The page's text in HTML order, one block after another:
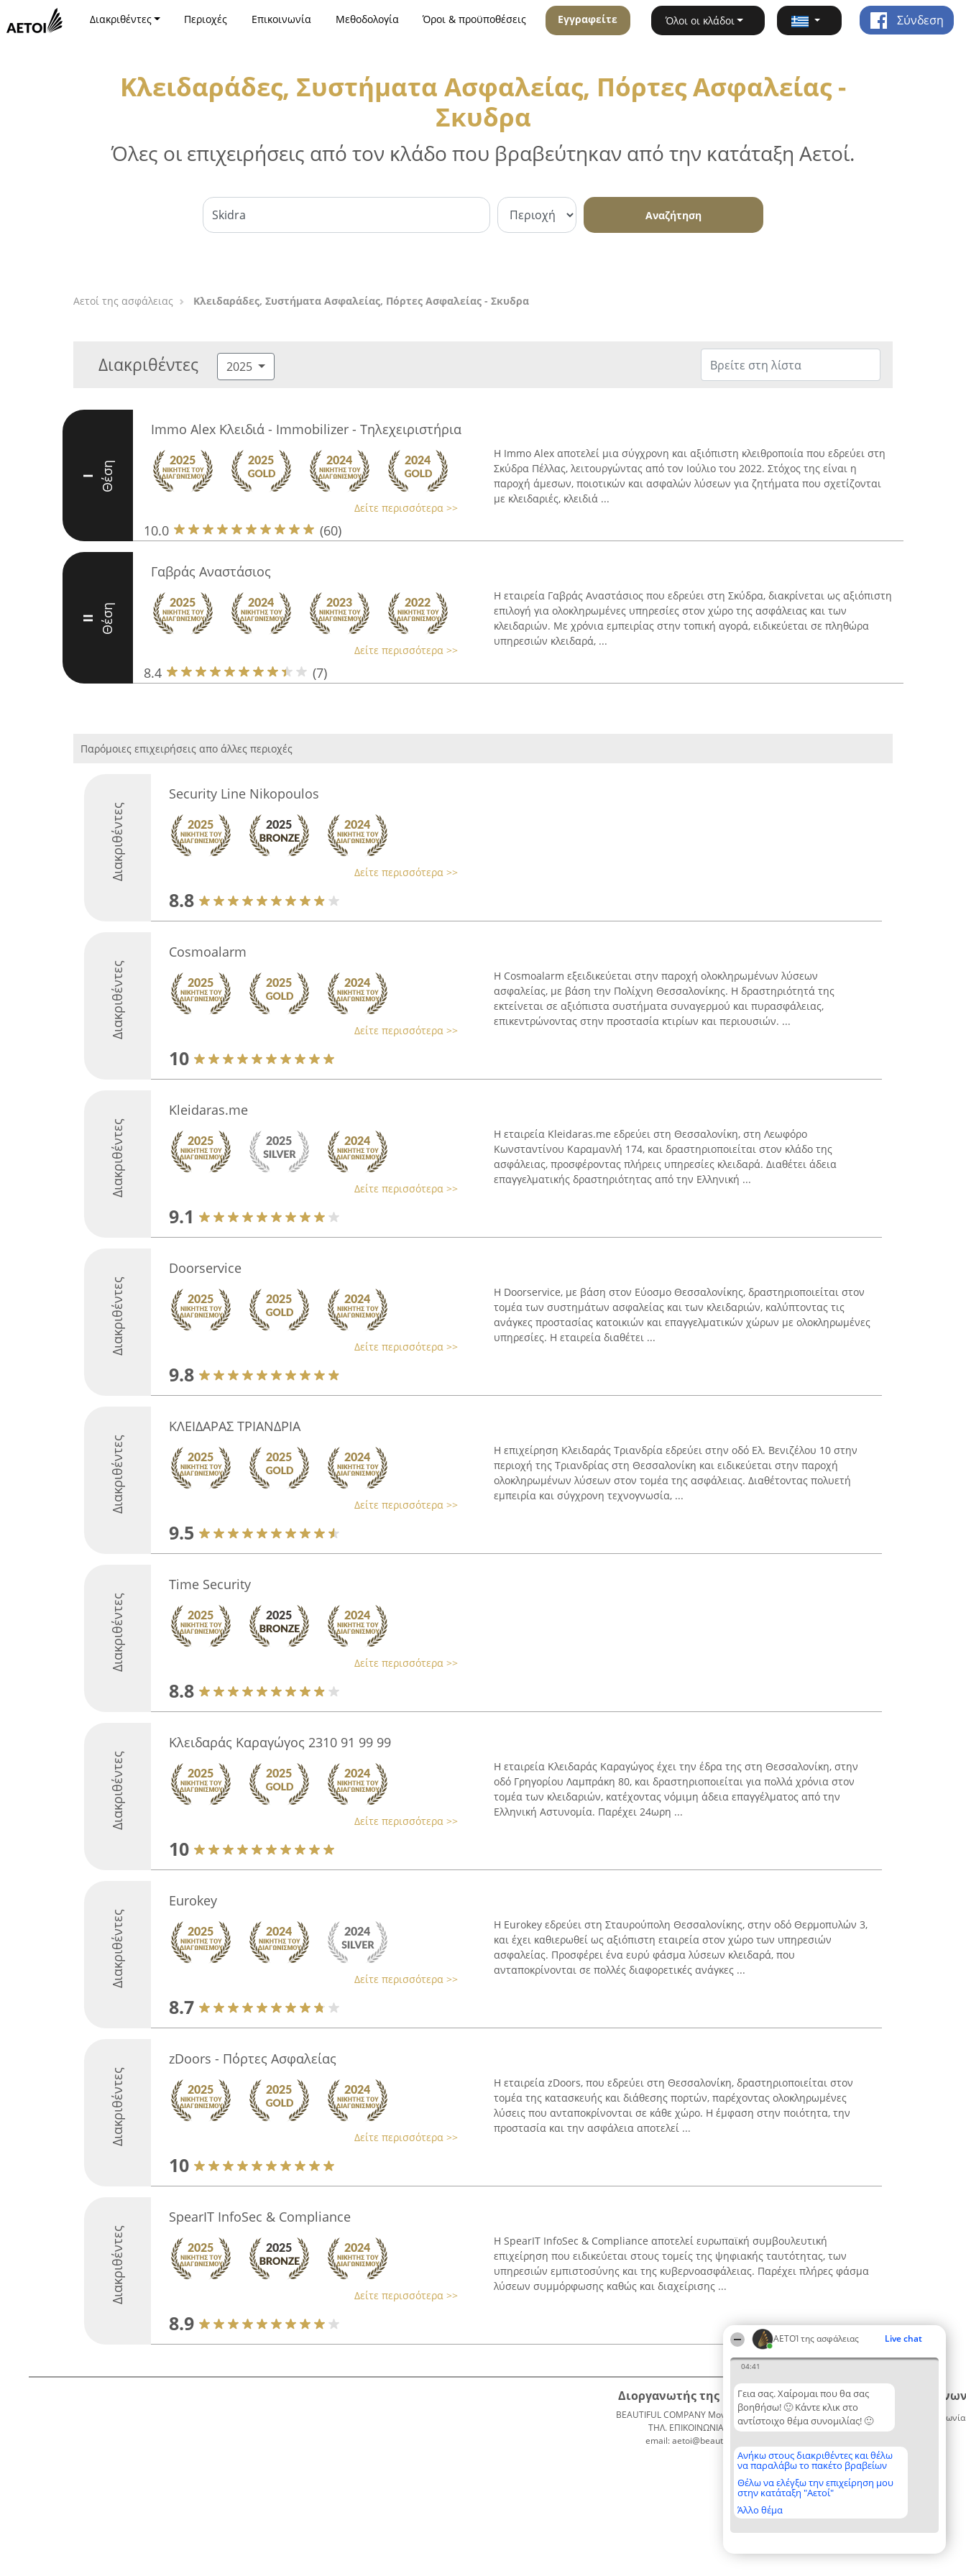
ΑΕΤΟΊ της ασφάλειας Live chat
04:41
Γεια σας. Χαίρομαι που θα σας
βοηθήσω! 🙂 Κάντε κλικ στο
αντίστοιχο θέμα συνομιλίας! 🙂
Ανήκω στους διακριθέντες και θέλω
να παραλάβω το πακέτο βραβείων
Θέλω να ελέγξω την επιχείρηση μου
στην κατάταξη "Αετοί"
Άλλο θέμα
Διακριθέντες Περιοχές Επικοινωνία Μεθοδολογία Όροι & προϋποθέσεις Εγγραφείτε Όλοι οι κλάδοι Σύνδεση
Κλειδαράδες, Συστήματα Ασφαλείας, Πόρτες Ασφαλείας -
Σκυδρα
Όλες οι επιχειρήσεις από τον κλάδο που βραβεύτηκαν από την κατάταξη Αετοί.
Αναζήτηση
Αετοί της ασφάλειας Κλειδαράδες, Συστήματα Ασφαλείας, Πόρτες Ασφαλείας - Σκυδρα
Διακριθέντες 2025
I Θέση
Immo Alex Κλειδιά - Immobilizer - Τηλεχειριστήρια
Δείτε περισσότερα >>
10.0 (60)
Η Immo Alex αποτελεί μια σύγχρονη και αξιόπιστη κλειθροποιία που εδρεύει στη
Σκύδρα Πέλλας, λειτουργώντας από τον Ιούλιο του 2022. Στόχος της είναι η
παροχή άμεσων, ποιοτικών και ασφαλών λύσεων για ζητήματα που σχετίζονται
με κλειδαριές, κλειδιά ...
II Θέση
Γαβράς Αναστάσιος
Δείτε περισσότερα >>
8.4 (7)
Η εταιρεία Γαβράς Αναστάσιος που εδρεύει στη Σκύδρα, διακρίνεται ως αξιόπιστη
επιλογή για ολοκληρωμένες υπηρεσίες στον χώρο της ασφάλειας και των
κλειδαριών. Με χρόνια εμπειρίας στην τοπική αγορά, ειδικεύεται σε πληθώρα
υπηρεσιών κλειδαρά, ...
Παρόμοιες επιχειρήσεις απο άλλες περιοχές
Διακριθέντες
Security Line Nikopoulos
Δείτε περισσότερα >>
8.8
Διακριθέντες
Cosmoalarm
Δείτε περισσότερα >>
10
Η Cosmoalarm εξειδικεύεται στην παροχή ολοκληρωμένων λύσεων
ασφαλείας, με βάση την Πολίχνη Θεσσαλονίκης. Η δραστηριότητά της
εκτείνεται σε αξιόπιστα συστήματα συναγερμού και πυρασφάλειας,
επικεντρώνοντας στην προστασία κτιρίων και περιουσιών. ...
Διακριθέντες
Kleidaras.me
Δείτε περισσότερα >>
9.1
Η εταιρεία Kleidaras.me εδρεύει στη Θεσσαλονίκη, στη Λεωφόρο
Κωνσταντίνου Καραμανλή 174, και δραστηριοποιείται στον κλάδο της
ασφάλειας, προσφέροντας πλήρεις υπηρεσίες κλειδαρά. Διαθέτει άδεια
επαγγελματικής δραστηριότητας από την Ελληνική ...
Διακριθέντες
Doorservice
Δείτε περισσότερα >>
9.8
Η Doorservice, με βάση στον Εύοσμο Θεσσαλονίκης, δραστηριοποιείται στον
τομέα των συστημάτων ασφαλείας και των κλειδαριών, καλύπτοντας τις
ανάγκες προστασίας κατοικιών και επαγγελματικών χώρων με ολοκληρωμένες
υπηρεσίες. Η εταιρεία διαθέτει ...
Διακριθέντες
ΚΛΕΙΔΑΡΑΣ ΤΡΙΑΝΔΡΙΑ
Δείτε περισσότερα >>
9.5
Η επιχείρηση Κλειδαράς Τριανδρία εδρεύει στην οδό Ελ. Βενιζέλου 10 στην
περιοχή της Τριανδρίας στη Θεσσαλονίκη και ειδικεύεται στην παροχή
ολοκληρωμένων λύσεων στον τομέα της ασφάλειας. Διαθέτοντας πολυετή
εμπειρία και σύγχρονη τεχνογνωσία, ...
Διακριθέντες
Time Security
Δείτε περισσότερα >>
8.8
Διακριθέντες
Κλειδαράς Καραγώγος 2310 91 99 99
Δείτε περισσότερα >>
10
Η εταιρεία Κλειδαράς Καραγώγος έχει την έδρα της στη Θεσσαλονίκη, στην
οδό Γρηγορίου Λαμπράκη 80, και δραστηριοποιείται για πολλά χρόνια στον
τομέα των κλειδαριών, κατέχοντας νόμιμη άδεια επαγγέλματος από την
Ελληνική Αστυνομία. Παρέχει 24ωρη ...
Διακριθέντες
Eurokey
Δείτε περισσότερα >>
8.7
Η Eurokey εδρεύει στη Σταυρούπολη Θεσσαλονίκης, στην οδό Θερμοπυλών 3,
και έχει καθιερωθεί ως αξιόπιστη εταιρεία στον χώρο των υπηρεσιών
ασφαλείας. Προσφέρει ένα ευρύ φάσμα λύσεων κλειδαρά, που
ανταποκρίνονται σε πολλές διαφορετικές ανάγκες ...
Διακριθέντες
zDoors - Πόρτες Ασφαλείας
Δείτε περισσότερα >>
10
Η εταιρεία zDoors, που εδρεύει στη Θεσσαλονίκη, δραστηριοποιείται στον
τομέα της κατασκευής και διάθεσης πορτών, παρέχοντας ολοκληρωμένες
λύσεις που ανταποκρίνονται σε κάθε χώρο. Η έμφαση στην ποιότητα, την
προστασία και την ασφάλεια αποτελεί ...
Διακριθέντες
SpearIT InfoSec & Compliance
Δείτε περισσότερα >>
8.9
Η SpearIT InfoSec & Compliance αποτελεί ευρωπαϊκή συμβουλευτική
επιχείρηση που ειδικεύεται στους τομείς της ψηφιακής ταυτότητας, των
υπηρεσιών εμπιστοσύνης και της κυβερνοασφάλειας. Παρέχει πλήρες φάσμα
λύσεων συμμόρφωσης καθώς και διαχείρισης ...
Διοργανωτής της κατάταξης
BEAUTIFUL COMPANY Μονοπρόσωπη ΙΚΕ
ΤΗΛ. ΕΠΙΚΟΙΝΩΝΙΑΣ: 2104128019
email: aetoi@beautifulcompany.co
Κατάταξη
Διακριθέντες
Λίστα
διακριθέντων
Μεθοδολογία
Όροι &
προϋποθέσεις
ΑΠΟΡΡΗΤΟΥ
Επικοινωνία